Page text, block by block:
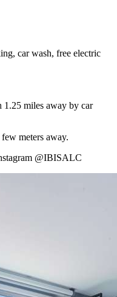
car wash, free electric
miles away by car
meters away.
@IBISALC